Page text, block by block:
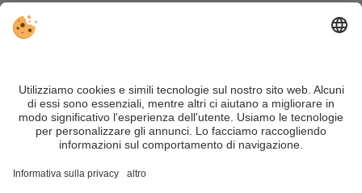
VIVOSüdtirol è il portale di viaggio per chi desidera vivere il
Trentino Alto Adige davvero – con consigli autentici, alloggi e
offerte su misura.
Nonostante il lavoro accurato e il costante aggiornamento dei